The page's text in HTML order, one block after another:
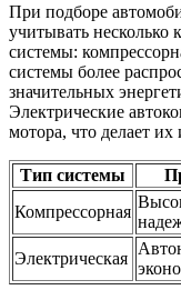
При подборе
учитывать
системы:
системы более
значительных
Электрические
мотора, что делает
Тип системы
Компрессорная
Электрическая